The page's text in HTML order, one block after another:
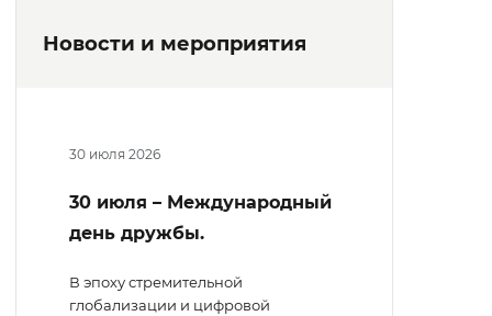
Новости и мероприятия
30 июля 2026
30 июля – Международный
день дружбы.
В эпоху стремительной
глобализации и цифровой